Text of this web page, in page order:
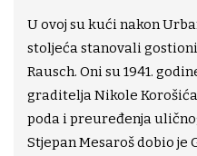
U ovoj su kući nakon
stoljeća stanovali
Rausch. Oni su 1941.
graditelja Nikole
poda i preuređenja
Stjepan Mesaroš dobio je